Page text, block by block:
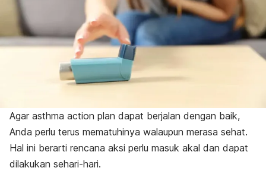
Agar asthma action plan dapat berjalan dengan baik,
Anda perlu terus mematuhinya walaupun merasa sehat.
Hal ini berarti rencana aksi perlu masuk akal dan dapat
dilakukan sehari-hari.